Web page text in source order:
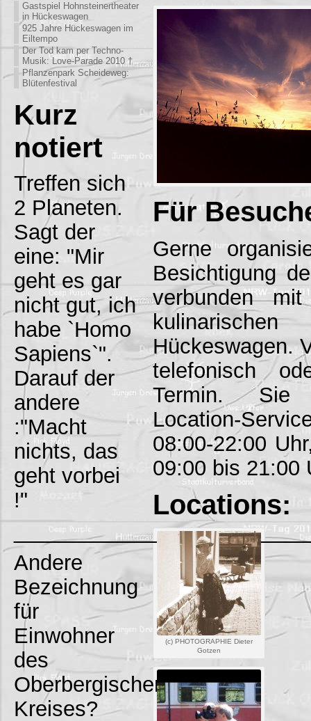
Gastspiel Hohnsteinertheater
in Hückeswagen
925 Jahre Hückeswagen im
Eiltempo
Der Tod kam per Techno-
Musik: Love-Parade 2010 †
Pflanzenpark Scheideweg:
Blütenfestival
Kurz
notiert
Treffen sich
2 Planeten.
Sagt der
eine: "Mir
geht es gar
nicht gut, ich
habe `Homo
Sapiens`".
Darauf der
andere
:"Macht
nichts, das
geht vorbei
!"
Andere
Bezeichnung
für
Einwohner
des
Oberbergischen
Kreises?
Für
Gerne
Besichtigung
verbunden
Hückeswagen.
telefonisch
Termin. Sie
Location-
08:00-22:00
09:00 bis 21:00
Locations:
(c) PHOTOGRAPHIE Dieter
Gotzen